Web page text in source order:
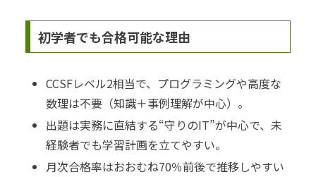
初学者でも合格可能な理由
CCSFレベル2相当で、プログラミングや高度な
数理は不要（知識＋事例理解が中心）。
出題は実務に直結する“守りのIT”が中心で、未
経験者でも学習計画を立てやすい。
月次合格率はおおむね70％前後で推移しやすい